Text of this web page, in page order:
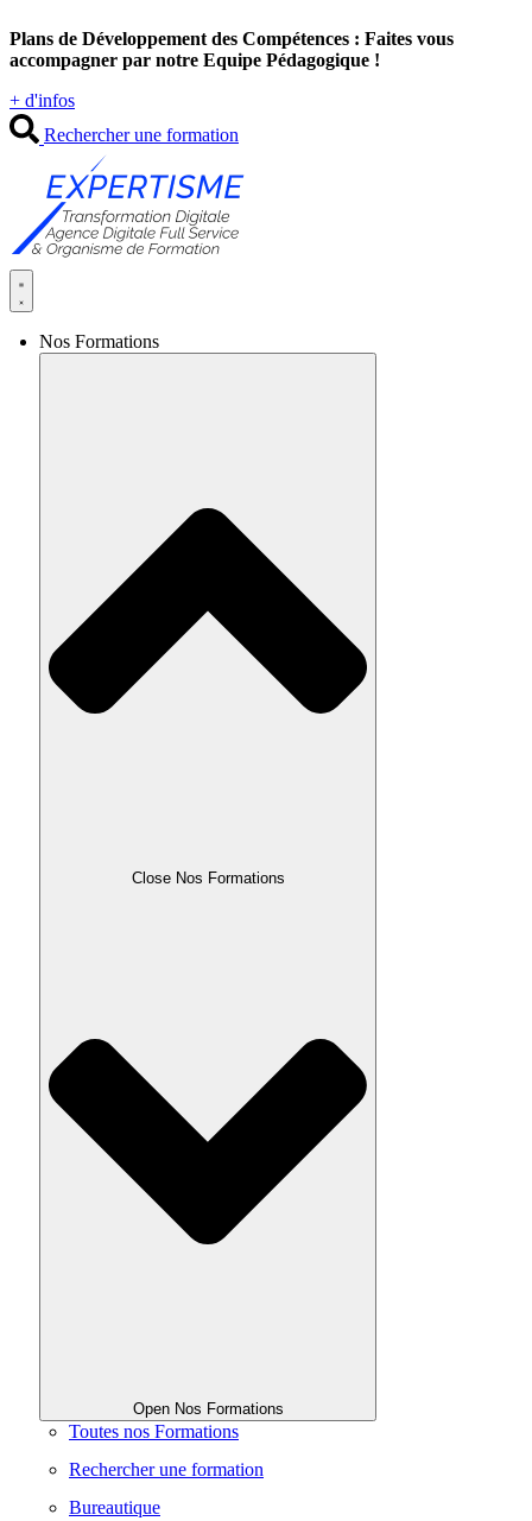
au
contenu
Plans de Développement des Compétences : Faites vous
accompagner par notre Equipe Pédagogique !
+ d'infos
Rechercher une formation
Nos Formations
Close Nos Formations
Open Nos Formations
Toutes nos Formations
Rechercher une formation
Bureautique